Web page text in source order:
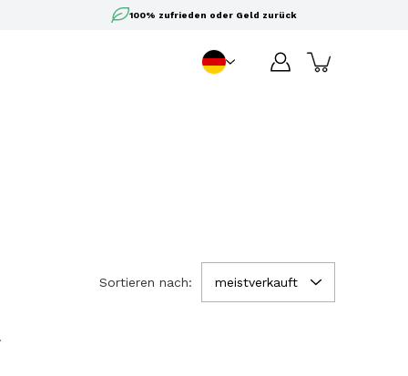
100% zufrieden oder Geld zurück
DE
Sortieren nach: meistverkauft